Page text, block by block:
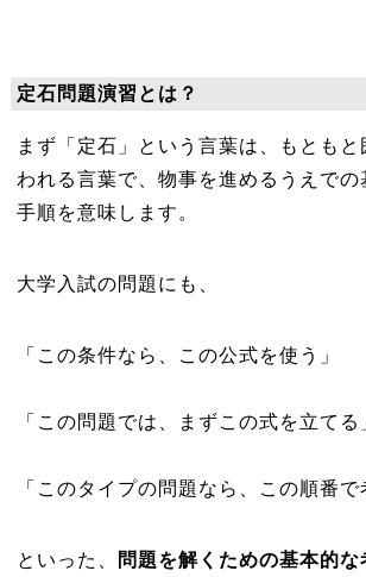
定石問題演習とは？
まず「定石」という言葉は、もともと
われる言葉で、物事を進めるうえでの
手順を意味します。
大学入試の問題にも、
「この条件なら、この公式を使う」
「この問題では、まずこの式を立てる
「このタイプの問題なら、この順番で
といった、 問題を解くための基本的な